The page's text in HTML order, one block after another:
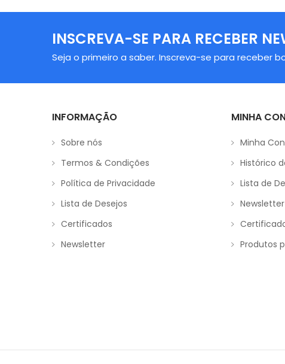
INSCREVA-SE PARA RECEBER
Seja o primeiro a saber. Inscreva-se para receber
INFORMAÇÃO
Sobre nós
Termos & Condições
Política de Privacidade
Lista de Desejos
Certificados
Newsletter
MINHA
Minha
Histórico
Lista de
Newsletter
Produtos